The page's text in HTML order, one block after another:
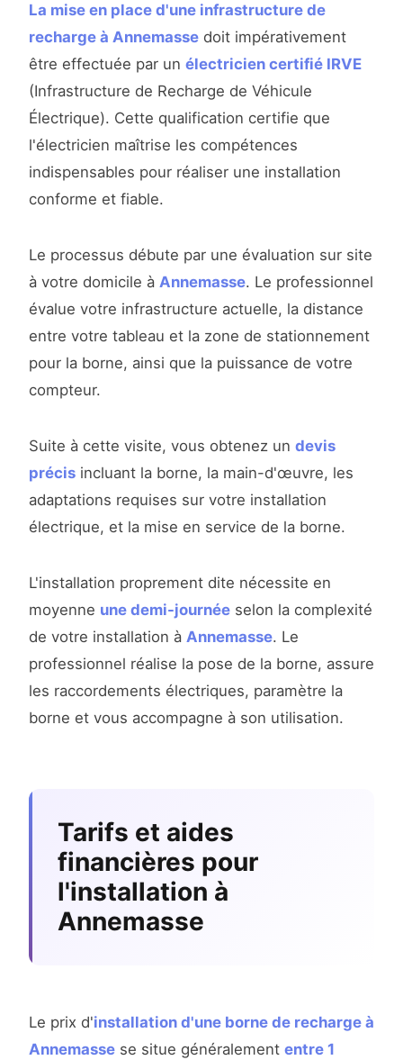
La mise en place d'une infrastructure de
recharge à Annemasse doit impérativement
être effectuée par un électricien certifié IRVE
(Infrastructure de Recharge de Véhicule
Électrique). Cette qualification certifie que
l'électricien maîtrise les compétences
indispensables pour réaliser une installation
conforme et fiable.
Le processus débute par une évaluation sur site
à votre domicile à Annemasse. Le professionnel
évalue votre infrastructure actuelle, la distance
entre votre tableau et la zone de stationnement
pour la borne, ainsi que la puissance de votre
compteur.
Suite à cette visite, vous obtenez un devis
précis incluant la borne, la main-d'œuvre, les
adaptations requises sur votre installation
électrique, et la mise en service de la borne.
L'installation proprement dite nécessite en
moyenne une demi-journée selon la complexité
de votre installation à Annemasse. Le
professionnel réalise la pose de la borne, assure
les raccordements électriques, paramètre la
borne et vous accompagne à son utilisation.
Tarifs et aides
financières pour
l'installation à
Annemasse
Le prix d'installation d'une borne de recharge à
Annemasse se situe généralement entre 1